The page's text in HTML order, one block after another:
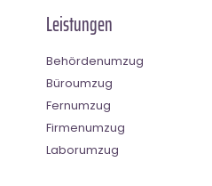
Leistungen
Behördenumzug
Büroumzug
Fernumzug
Firmenumzug
Laborumzug